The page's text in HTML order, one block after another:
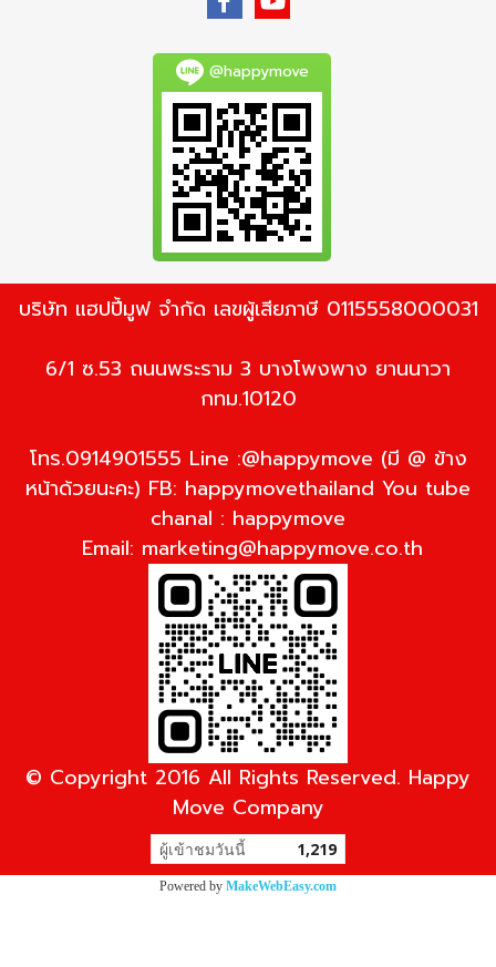
@happymove
บริษัท แฮปปี้มูฟ จำกัด เลขผู้เสียภาษี 0115558000031
6/1 ซ.53 ถนนพระราม 3 บางโพงพาง ยานนาวา
กทม.10120
โทร.0914901555 Line :@happymove (มี @ ข้าง
หน้าด้วยนะคะ) FB: happymovethailand You tube
chanal : happymove
Email: marketing@happymove.co.th
© Copyright 2016 All Rights Reserved. Happy
Move Company
ผู้เข้าชมวันนี้ 1,219
Powered by MakeWebEasy.com